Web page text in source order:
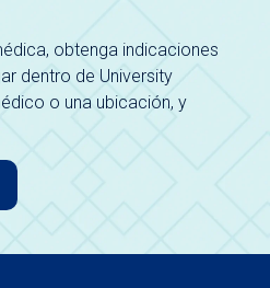
obtenga indicaciones
dentro de University
o una ubicación, y